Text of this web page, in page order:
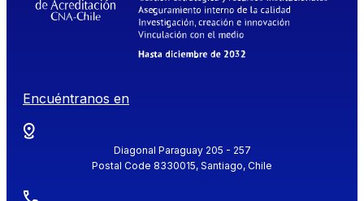
Encuéntranos en
Diagonal Paraguay 205 - 257
Postal Code 8330015, Santiago, Chile